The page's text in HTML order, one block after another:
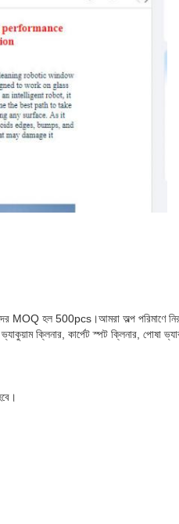
MOQ হল 500pcs।আমরা অল্প পরিমাণে
ক্লিনার, কার্পেট স্পট ক্লিনার, পোষা